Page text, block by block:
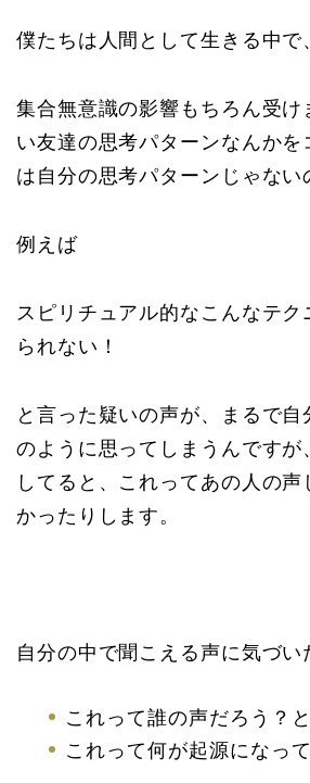
僕たちは人間として生きる中で
集合無意識の影響もちろん受け
い友達の思考パターンなんかを
は自分の思考パターンじゃない
例えば
スピリチュアル的なこんなテク
られない！
と言った疑いの声が、まるで
のように思ってしまうんですが
してると、これってあの人の声
かったりします。
自分の中で聞こえる声に気づい
これって誰の声だろう？
これって何が起源になっ